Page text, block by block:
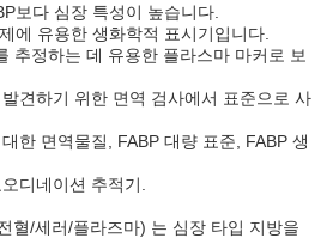
보다 심장 특성이 높습니다.
에 유용한 생화학적 표시기입니다.
추정하는 데 유용한 플라스마 마커로 보
견하기 위한 면역 검사에서 표준으로 사
한 면역물질, FABP 대량 표준, FABP 생
디네이션 추적기.
혈/세러/플라즈마) 는 심장 타입 지방을